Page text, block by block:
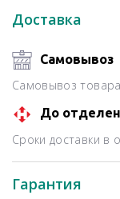
Доставка
Самовывоз
Самовывоз
До
Сроки доставки в
Гарантия